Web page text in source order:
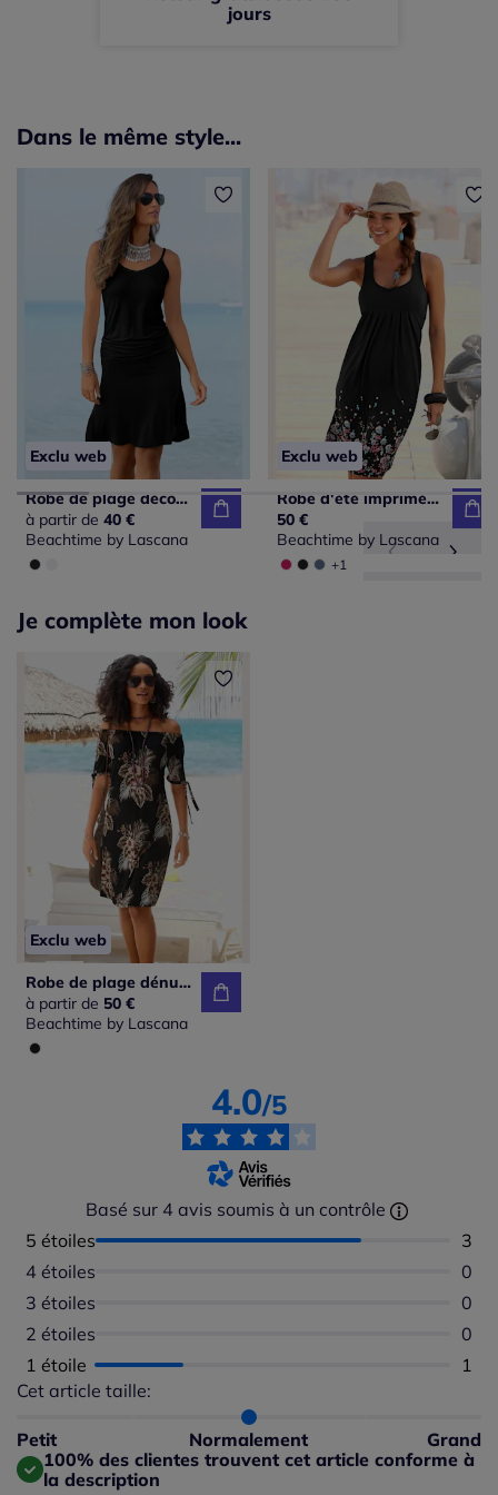
jours
Dans le même style...
Exclu web
Robe de plage décontractée avec empiècement froncé ajustable
à partir de 40 €
Beachtime by Lascana
Exclu web
Robe d'été imprimée sans manches à fleurs avec détails plissés
50 €
Beachtime by Lascana
+1
Je complète mon look
Exclu web
Robe de plage dénudée à imprimé floral en viscose
à partir de 50 €
Beachtime by Lascana
4.0/5
Basé sur 4 avis soumis à un contrôle
5 étoiles
3
4 étoiles
0
3 étoiles
0
2 étoiles
0
1 étoile
1
Cet article taille:
Petit Normalement Grand
Répartition du taillant selon les avis clients
Taille normalement : 100%
Taille grand : 0%
100% des clientes trouvent cet article conforme à
la description